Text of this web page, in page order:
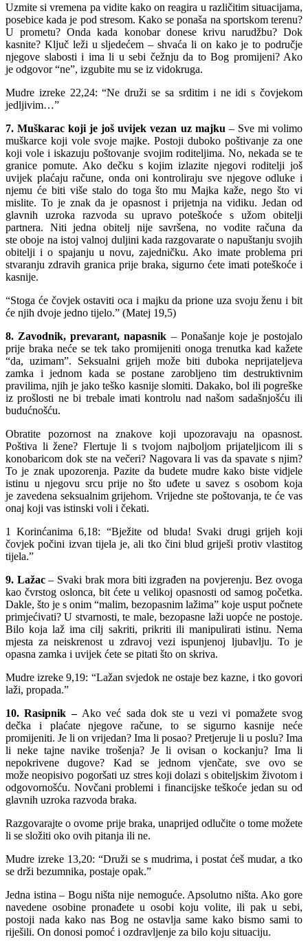
Uzmite si vremena pa vidite kako on reagira u različitim situacijama,
posebice kada je pod stresom. Kako se ponaša na sportskom terenu?
U prometu? Onda kada konobar donese krivu narudžbu? Dok
kasnite? Ključ leži u sljedećem – shvaća li on kako je to područje
njegove slabosti i ima li u sebi čežnju da to Bog promijeni? Ako
je odgovor “ne”, izgubite mu se iz vidokruga.
Mudre izreke 22,24: “Ne druži se sa srditim i ne idi s čovjekom
jedljivim…”
7. Muškarac koji je još uvijek vezan uz majku – Sve mi volimo
muškarce koji vole svoje majke. Postoji duboko poštivanje za one
koji vole i iskazuju poštovanje svojim roditeljima. No, nekada se te
granice pomute. Ako dečku s kojim izlazite njegovi roditelji još
uvijek plaćaju račune, onda oni kontroliraju sve njegove odluke i
njemu će biti više stalo do toga što mu Majka kaže, nego što vi
mislite. To je znak da je opasnost i prijetnja na vidiku. Jedan od
glavnih uzroka razvoda su upravo poteškoće s užom obitelji
partnera. Niti jedna obitelj nije savršena, no vodite računa da
ste oboje na istoj valnoj duljini kada razgovarate o napuštanju svojih
obitelji i o spajanju u novu, zajedničku. Ako imate problema pri
stvaranju zdravih granica prije braka, sigurno ćete imati poteškoće i
kasnije.
“Stoga će čovjek ostaviti oca i majku da prione uza svoju ženu i bit
će njih dvoje jedno tijelo.” (Matej 19,5)
8. Zavodnik, prevarant, napasnik – Ponašanje koje je postojalo
prije braka neće se tek tako promijeniti onoga trenutka kad kažete
“da, uzimam”. Seksualni grijeh može biti duboka neprijateljeva
zamka i jednom kada se postane zarobljeno tim destruktivnim
pravilima, njih je jako teško kasnije slomiti. Dakako, bol ili pogreške
iz prošlosti ne bi trebale imati kontrolu nad našom sadašnjošću ili
budućnošću.
Obratite pozornost na znakove koji upozoravaju na opasnost.
Poštiva li žene? Flertuje li s tvojom najboljom prijateljicom ili s
konobaricom dok ste na večeri? Nagovara li vas da spavate s njim?
To je znak upozorenja. Pazite da budete mudre kako biste vidjele
istinu u njegovu srcu prije no što uđete u savez s osobom koja
je zavedena seksualnim grijehom. Vrijedne ste poštovanja, te će vas
onaj koji vas istinski voli i čekati.
1 Korinćanima 6,18: “Bježite od bluda! Svaki drugi grijeh koji
čovjek počini izvan tijela je, ali tko čini blud griješi protiv vlastitog
tijela.”
9. Lažac– Svaki brak mora biti izgrađen na povjerenju. Bez ovoga
kao čvrstog oslonca, bit ćete u velikoj opasnosti od samog početka.
Dakle, što je s onim “malim, bezopasnim lažima” koje usput počnete
primjećivati? U stvarnosti, te male, bezopasne laži uopće ne postoje.
Bilo koja laž ima cilj sakriti, prikriti ili manipulirati istinu. Nema
mjesta za neiskrenost u zdravoj vezi ispunjenoj ljubavlju. To je
opasna zamka i uvijek ćete se pitati što on skriva.
Mudre izreke 9,19: “Lažan svjedok ne ostaje bez kazne, i tko govori
laži, propada.”
10. Rasipnik –Ako već sada dok ste u vezi vi pomažete svog
dečka i plaćate njegove račune, to se sigurno kasnije neće
promijeniti. Je li on vrijedan? Ima li posao? Pretjeruje li u poslu? Ima
li neke tajne navike trošenja? Je li ovisan o kockanju? Ima li
nepokrivene dugove? Kad se jednom vjenčate, sve ovo se
može neopisivo pogoršati uz stres koji dolazi s obiteljskim životom i
odgovornošću. Novčani problemi i financijske teškoće jedan su od
glavnih uzroka razvoda braka.
Razgovarajte o ovome prije braka, unaprijed odlučite o tome možete
li se složiti oko ovih pitanja ili ne.
Mudre izreke 13,20: “Druži se s mudrima, i postat ćeš mudar, a tko
se drži bezumnika, postaje opak.”
Jedna istina – Bogu ništa nije nemoguće. Apsolutno ništa. Ako gore
navedene osobine pronađete u osobi koju volite, ili pak u sebi,
postoji nada kako nas Bog ne ostavlja same kako bismo sami to
riješili. On donosi pomoć i ozdravljenje za bilo koju situaciju.